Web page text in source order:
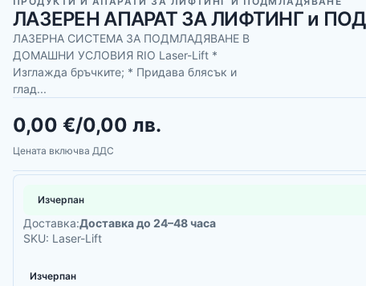
ЛАЗЕРЕН АПАРАТ ЗА ЛИФТИНГ и
ЛАЗЕРНА СИСТЕМА ЗА ПОДМЛАДЯВАНЕ В
ДОМАШНИ УСЛОВИЯ RIO Laser-Lift *
Изглажда бръчките; * Придава блясък и
глад...
0,00 €/0,00 лв.
Цената включва ДДС
Изчерпан
Доставка:Доставка до 24–48 часа
SKU: Laser-Lift
Изчерпан